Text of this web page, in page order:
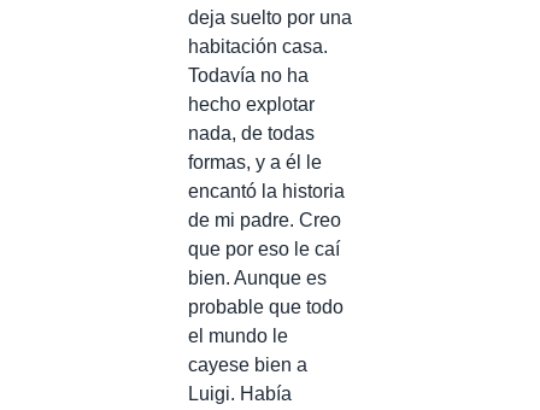
deja suelto por una
habitación casa.
Todavía no ha
hecho explotar
nada, de todas
formas, y a él le
encantó la historia
de mi padre. Creo
que por eso le caí
bien. Aunque es
probable que todo
el mundo le
cayese bien a
Luigi. Había